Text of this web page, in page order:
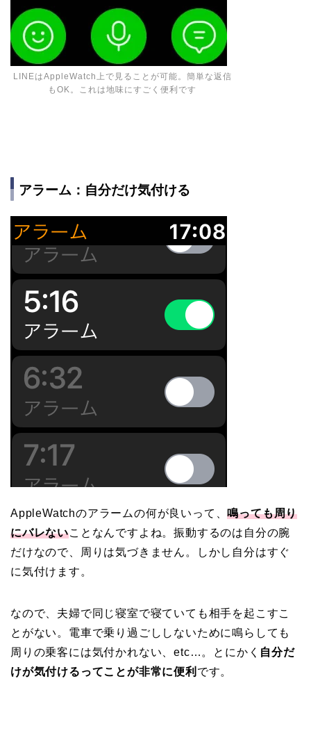
LINEはAppleWatch上で見ることが可能。簡単な返信
もOK。これは地味にすごく便利です
アラーム：自分だけ気付ける
AppleWatchのアラームの何が良いって、鳴っても周り
にバレないことなんですよね。振動するのは自分の腕
だけなので、周りは気づきません。しかし自分はすぐ
に気付けます。
なので、夫婦で同じ寝室で寝ていても相手を起こすこ
とがない。電車で乗り過ごししないために鳴らしても
周りの乗客には気付かれない、etc…。とにかく 自分だ
けが気付けるってことが非常に便利 です。